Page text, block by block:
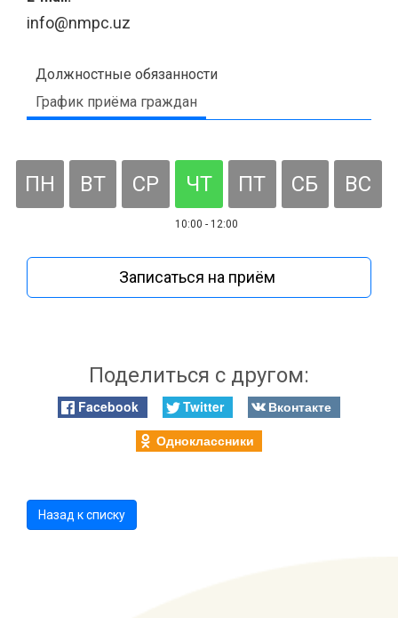
info@nmpc.uz
Должностные обязанности
График приёма граждан
ПН ВТ СР ЧТ
10:00 - 12:00
ПТ СБ ВС
Записаться на приём
Поделиться с другом:
Facebook Twitter
Вконтакте
Одноклассники
Назад к списку